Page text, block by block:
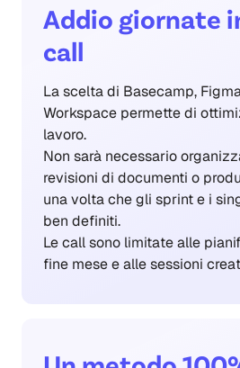
Addio giornate
call
La scelta di Basecamp,
Workspace permette di
lavoro.
Non sarà necessario
revisioni di documenti o
una volta che gli sprint e i
ben definiti.
Le call sono limitate alle
fine mese e alle sessioni